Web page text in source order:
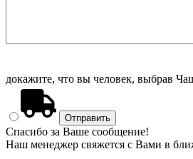
докажите, что вы человек, выбрав
Спасибо за Ваше сообщение!
Наш менеджер свяжется с Вами в